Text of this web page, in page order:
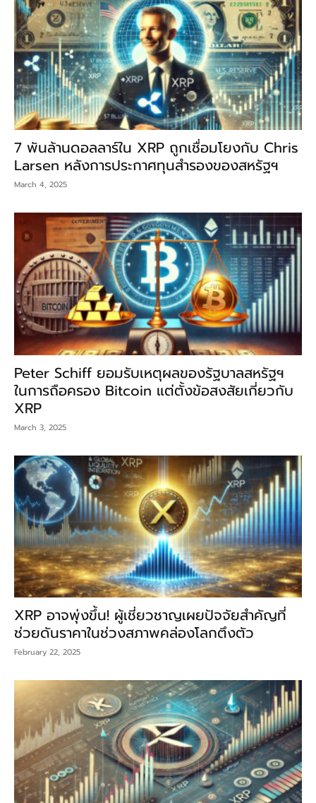
7 พันล้านดอลลาร์ใน XRP ถูกเชื่อมโยงกับ Chris
Larsen หลังการประกาศทุนสำรองของสหรัฐฯ
March 4, 2025
Peter Schiff ยอมรับเหตุผลของรัฐบาลสหรัฐฯ
ในการถือครอง Bitcoin แต่ตั้งข้อสงสัยเกี่ยวกับ
XRP
March 3, 2025
XRP อาจพุ่งขึ้น! ผู้เชี่ยวชาญเผยปัจจัยสำคัญที่
ช่วยดันราคาในช่วงสภาพคล่องโลกตึงตัว
February 22, 2025